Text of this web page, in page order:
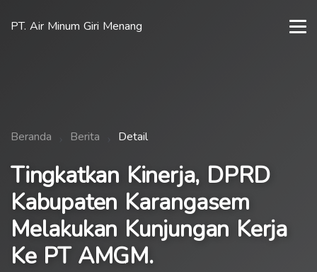
PT. Air Minum Giri Menang
Beranda Berita Detail
Tingkatkan Kinerja, DPRD
Kabupaten Karangasem
Melakukan Kunjungan Kerja
Ke PT AMGM.